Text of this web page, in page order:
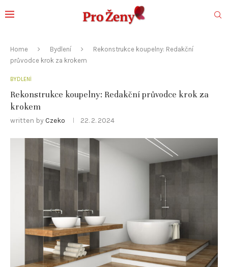
Home Bydlení
Rekonstrukce koupelny: Redakční
průvodce krok za krokem
BYDLENÍ
Rekonstrukce koupelny: Redakční průvodce krok za
krokem
written by Czeko 22. 2. 2024